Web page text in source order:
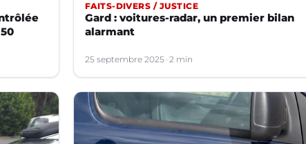
FAITS-DIVERS / JUSTICE
Gard : voitures-radar, un premier bilan
alarmant
25 septembre 2025 2 min